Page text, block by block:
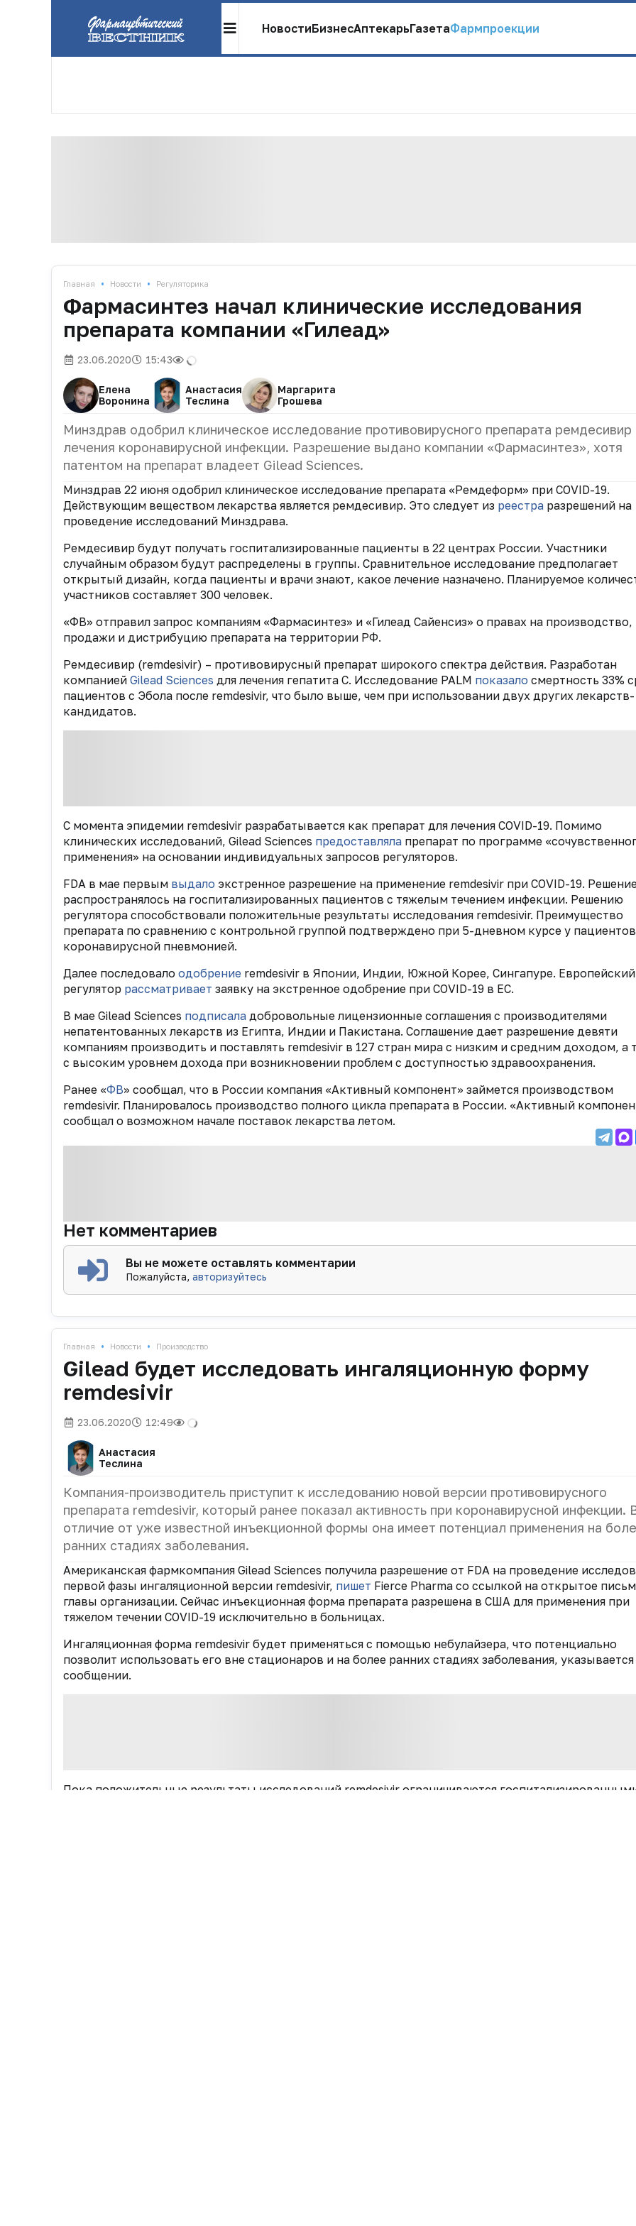
НовостиБизнесАптекарьГазетаФармпроекции
Главная • Новости • Регуляторика
Фармасинтез начал клинические исследования
препарата компании «Гилеад»
23.06.2020 15:43
Елена
Воронина
Анастасия
Теслина
Маргарита
Грошева
Минздрав одобрил клиническое исследование противовирусного препарата ремдесивир
лечения коронавирусной инфекции. Разрешение выдано компании «Фармасинтез», хотя
патентом на препарат владеет Gilead Sciences.
Минздрав 22 июня одобрил клиническое исследование препарата «Ремдеформ» при COVID-19.
Действующим веществом лекарства является ремдесивир. Это следует из реестра разрешений на
проведение исследований Минздрава.
Ремдесивир будут получать госпитализированные пациенты в 22 центрах России. Участники
случайным образом будут распределены в группы. Сравнительное исследование предполагает
открытый дизайн, когда пациенты и врачи знают, какое лечение назначено. Планируемое
участников составляет 300 человек.
«ФВ» отправил запрос компаниям «Фармасинтез» и «Гилеад Сайенсиз» о правах на производство,
продажи и дистрибуцию препарата на территории РФ.
Ремдесивир (remdesivir) – противовирусный препарат широкого спектра действия. Разработан
компанией Gilead Sciences для лечения гепатита С. Исследование PALM показало смертность 33%
пациентов с Эбола после remdesivir, что было выше, чем при использовании двух других лекарств-
кандидатов.
С момента эпидемии remdesivir разрабатывается как препарат для лечения COVID-19. Помимо
клинических исследований, Gilead Sciences предоставляла препарат по программе
применения» на основании индивидуальных запросов регуляторов.
FDA в мае первым выдало экстренное разрешение на применение remdesivir при COVID-19.
распространялось на госпитализированных пациентов с тяжелым течением инфекции. Решению
регулятора способствовали положительные результаты исследования remdesivir. Преимущество
препарата по сравнению с контрольной группой подтверждено при 5-дневном курсе у
коронавирусной пневмонией.
Далее последовало одобрение remdesivir в Японии, Индии, Южной Корее, Сингапуре. Европейский
регулятор рассматривает заявку на экстренное одобрение при COVID-19 в ЕС.
В мае Gilead Sciences подписала добровольные лицензионные соглашения с производителями
непатентованных лекарств из Египта, Индии и Пакистана. Соглашение дает разрешение девяти
компаниям производить и поставлять remdesivir в 127 стран мира с низким и средним доходом, а
с высоким уровнем дохода при возникновении проблем с доступностью здравоохранения.
Ранее «ФВ» сообщал, что в России компания «Активный компонент» займется производством
remdesivir. Планировалось производство полного цикла препарата в России. «Активный
сообщал о возможном начале поставок лекарства летом.
Нет комментариев
Вы не можете оставлять комментарии
Пожалуйста,авторизуйтесь
Главная • Новости • Производство
Gilead будет исследовать ингаляционную форму
remdesivir
23.06.2020 12:49
Анастасия
Теслина
Компания-производитель приступит к исследованию новой версии противовирусного
препарата remdesivir, который ранее показал активность при коронавирусной инфекции.
отличие от уже известной инъекционной формы она имеет потенциал применения на
ранних стадиях заболевания.
Американская фармкомпания Gilead Sciences получила разрешение от FDA на проведение
первой фазы ингаляционной версии remdesivir, пишет Fierce Pharma со ссылкой на открытое
главы организации. Сейчас инъекционная форма препарата разрешена в США для применения при
тяжелом течении COVID-19 исключительно в больницах.
Ингаляционная форма remdesivir будет применяться с помощью небулайзера, что потенциально
позволит использовать его вне стационаров и на более ранних стадиях заболевания, указывается
сообщении.
Пока положительные результаты исследований remdesivir ограничиваются